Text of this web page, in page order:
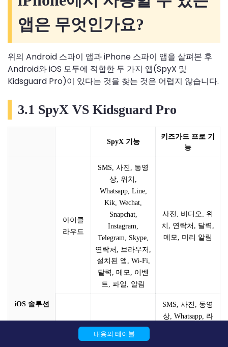
앱은 무엇인가요?
위의 Android 스파이 앱과 iPhone 스파이 앱을 살펴본 후
Android와 iOS 모두에 적합한 두 가지 앱(SpyX 및
Kidsguard Pro)이 있다는 것을 찾는 것은 어렵지 않습니다.
3.1 SpyX VS Kidsguard Pro
SpyX 기능
키즈가드 프로 기
능
iOS 솔루션
아이클
라우드
SMS, 사진, 동영
상, 위치,
Whatsapp, Line,
Kik, Wechat,
Snapchat,
Instagram,
Telegram, Skype,
연락처, 브라우저,
설치된 앱, Wi-Fi,
달력, 메모, 이벤
트, 파일, 알림
사진, 비디오, 위
치, 연락처, 달력,
메모, 미리 알림
SMS, 사진, 동영
상, Whatsapp, 라
내용의 테이블